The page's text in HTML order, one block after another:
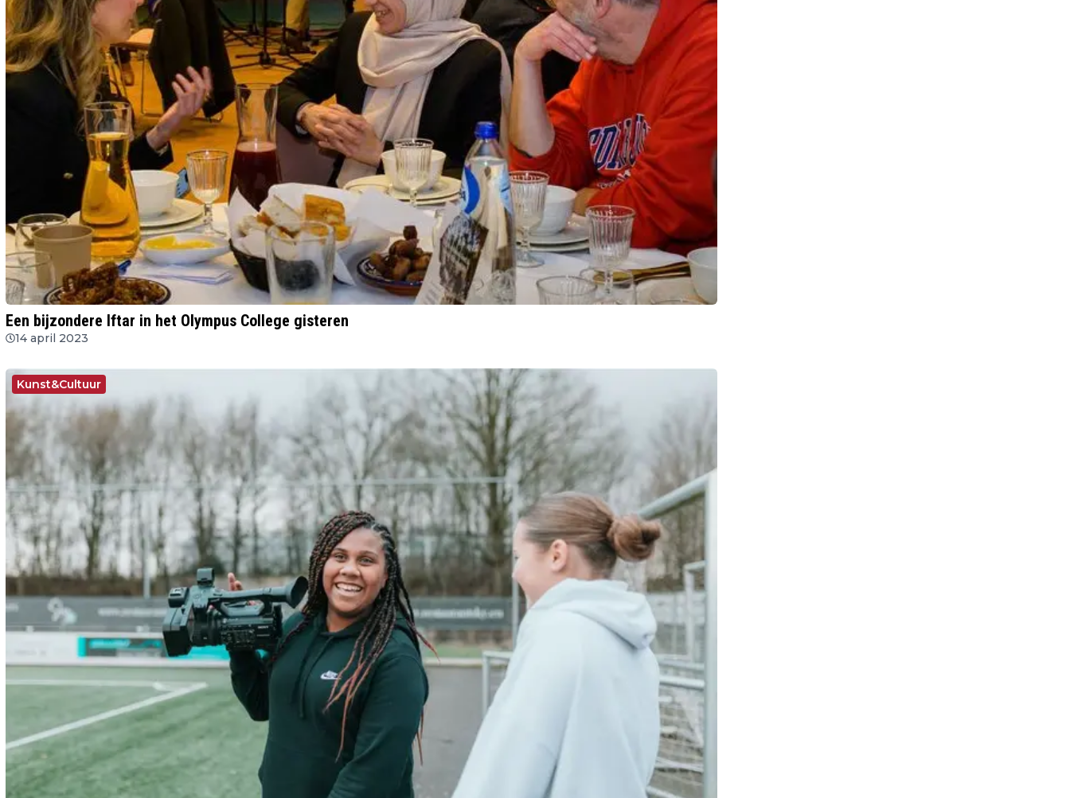
Een bijzondere Iftar in het Olympus College gisteren
14 april 2023
Kunst&Cultuur